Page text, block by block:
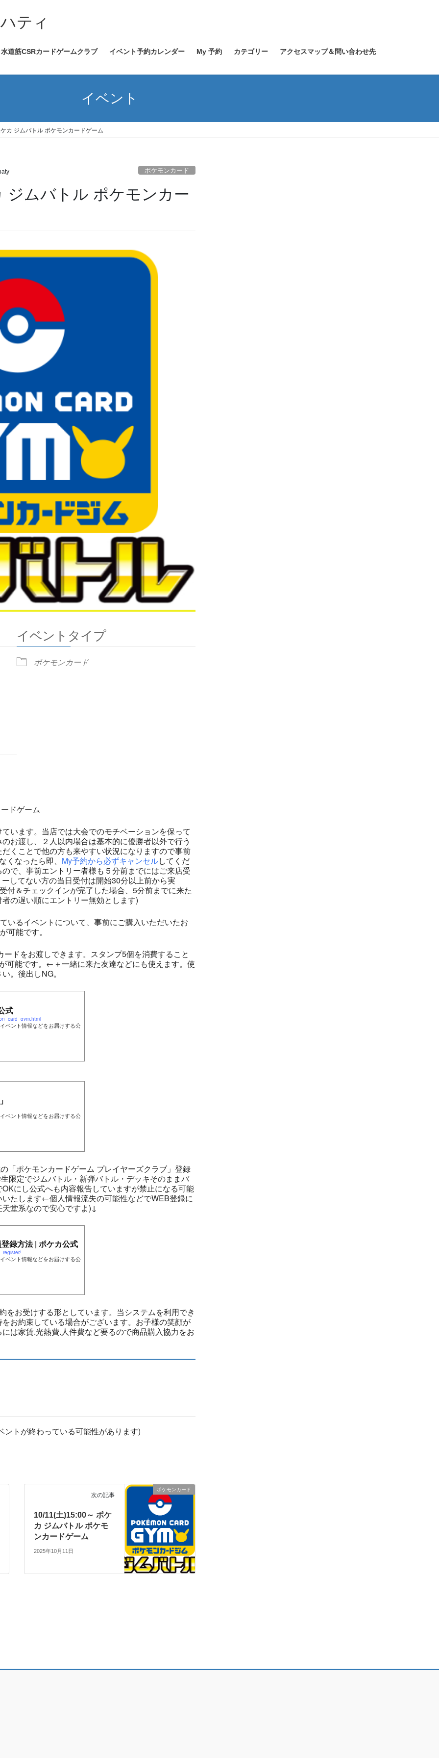
ティ
水道筋CSRカードゲームクラブ イベント予約カレンダー My 予約 カテゴリー アクセスマップ＆問い合わせ先
イベント
カ ジムバトル ポケモンカードゲーム
ポケモンカード
ジムバトル ポケモンカー
イベントタイプ
ポケモンカード
ドゲーム
います。当店では大会でのモチベーションを保って
お渡し、２人以内場合は基本的に優勝者以外で行う
くことで他の方も来やすい状況になりますので事前
なったら即、 My予約から必ずキャンセルしてくだ
で、事前エントリー者様も５分前までにはご来店受
してない方の当日受付は開始30分以上前から実
＆チェックインが完了した場合、5分前までに来た
の遅い順にエントリー無効とします)
いるイベントについて、事前にご購入いただいたお
可能です。
ドをお渡しできます。スタンプ5個を消費すること
可能です。←＋一緒に来た友達などにも使えます。使
。後出しNG。
式
ベント情報などをお届けする公
ベント情報などをお届けする公
「ポケモンカードゲーム プレイヤーズクラブ」登録
限定でジムバトル・新弾バトル・デッキそのままバ
にし公式へも内容報告していますが禁止になる可能
たします←個人情報流失の可能性などでWEB登録に
堂系なので安心ですよ)↓
録方法 | ポケカ公式
ベント情報などをお届けする公
をお受けする形としています。当システムを利用でき
お約束している場合がございます。お子様の笑顔が
は家賃.光熱費.人件費など要るので商品購入協力をお
トが終わっている可能性があります)
ポケモンカード
次の記事
10/11(土)15:00～ ポケ
カ ジムバトル ポケモ
ンカードゲーム
2025年10月11日